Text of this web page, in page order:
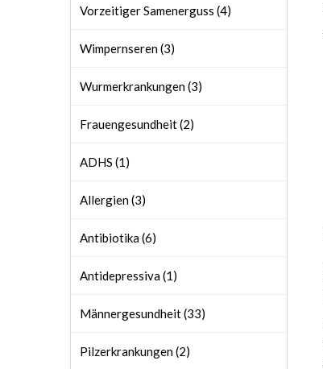
Vorzeitiger Samenerguss (4)
Wimpernseren (3)
Wurmerkrankungen (3)
Frauengesundheit (2)
ADHS (1)
Allergien (3)
Antibiotika (6)
Antidepressiva (1)
Männergesundheit (33)
Pilzerkrankungen (2)